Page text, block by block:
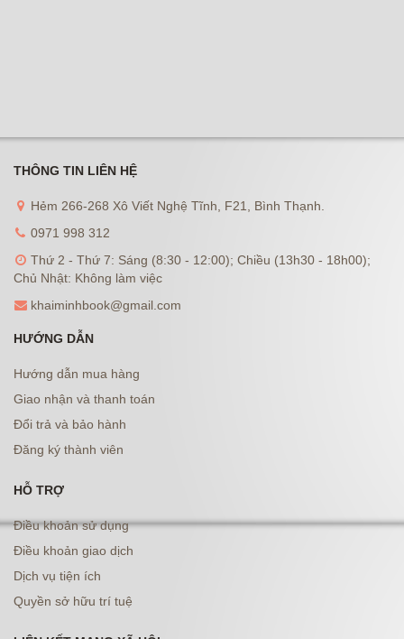
THÔNG TIN LIÊN HỆ
Hẻm 266-268 Xô Viết Nghệ Tĩnh, F21, Bình Thạnh.
0971 998 312
Thứ 2 - Thứ 7: Sáng (8:30 - 12:00); Chiều (13h30 - 18h00);
Chủ Nhật: Không làm việc
khaiminhbook@gmail.com
HƯỚNG DẪN
Hướng dẫn mua hàng
Giao nhận và thanh toán
Đổi trả và bảo hành
Đăng ký thành viên
HỖ TRỢ
Điều khoản sử dụng
Điều khoản giao dịch
Dịch vụ tiện ích
Quyền sở hữu trí tuệ